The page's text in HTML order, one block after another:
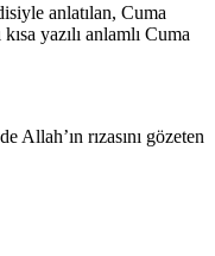
anlatılan, Cuma
yazılı anlamlı Cuma
rızasını gözeten